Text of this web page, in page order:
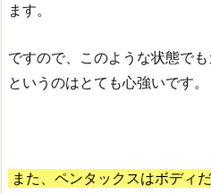
ます。
ですので、このような状態で
というのはとても心強いです。
また、ペンタックスはボディ